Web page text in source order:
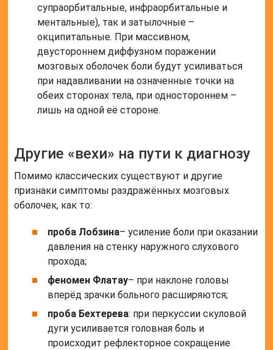
супраорбитальные, инфраорбитальные и
ментальные), так и затылочные –
окципитальные. При массивном,
двустороннем диффузном поражении
мозговых оболочек боли будут усиливаться
при надавливании на означенные точки на
обеих сторонах тела, при одностороннем –
лишь на одной её стороне.
Другие «вехи» на пути к диагнозу
Помимо классических существуют и другие
признаки симптомы раздражённых мозговых
оболочек, как то:
проба Лобзина– усиление боли при оказании
давления на стенку наружного слухового
прохода;
феномен Флатау– при наклоне головы
вперёд зрачки больного расширяются;
проба Бехтерева: при перкуссии скуловой
дуги усиливается головная боль и
происходит рефлекторное сокращение